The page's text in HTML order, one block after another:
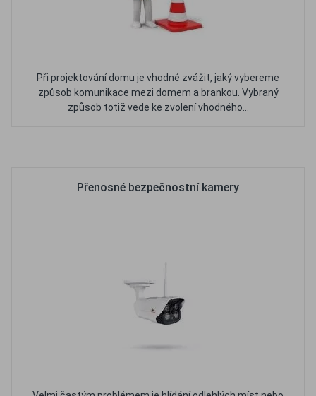
Při projektování domu je vhodné zvážit, jaký vybereme
způsob komunikace mezi domem a brankou. Vybraný
způsob totiž vede ke zvolení vhodného...
Přenosné bezpečnostní kamery